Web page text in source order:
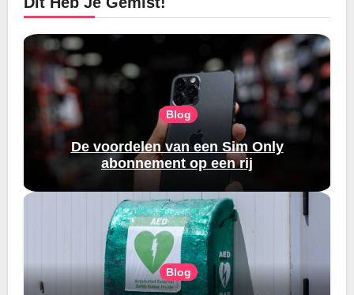
Blog
De voordelen van een Sim Only
abonnement op een rij
Blog